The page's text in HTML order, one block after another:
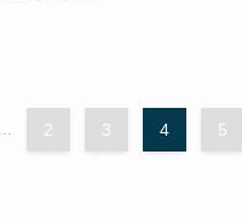
2 3 4 5